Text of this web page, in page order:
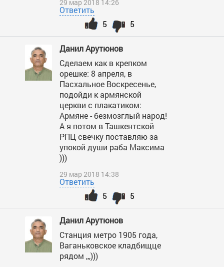
29 мар 2018 14:26
Ответить
5
5
Данил Арутюнов
Сделаем как в крепком
орешке: 8 апреля, в
Пасхальное Воскресенье,
подойди к армянской
церкви с плакатиком:
Армяне - безмозглый народ!
А я потом в Ташкентской
РПЦ свечку поставляю за
упокой души раба Максима
)))
29 мар 2018 14:38
Ответить
5
5
Данил Арутюнов
Станция метро 1905 года,
Ваганьковское кладбищце
рядом ,,,)))